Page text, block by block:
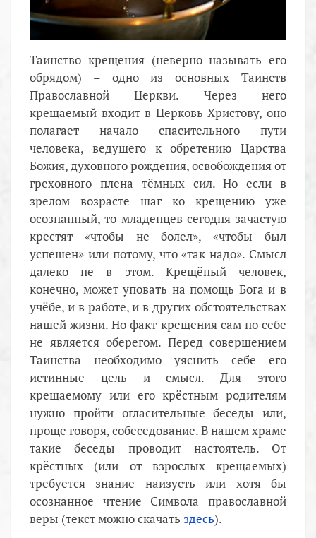
Таинство крещения (неверно называть его
обрядом) – одно из основных Таинств
Православной Церкви. Через него
крещаемый входит в Церковь Христову, оно
полагает начало спасительного пути
человека, ведущего к обретению Царства
Божия, духовного рождения, освобождения от
греховного плена тёмных сил. Но если в
зрелом возрасте шаг ко крещению уже
осознанный, то младенцев сегодня зачастую
крестят «чтобы не болел», «чтобы был
успешен» или потому, что «так надо». Смысл
далеко не в этом. Крещёный человек,
конечно, может уповать на помощь Бога и в
учёбе, и в работе, и в других обстоятельствах
нашей жизни. Но факт крещения сам по себе
не является оберегом. Перед совершением
Таинства необходимо уяснить себе его
истинные цель и смысл. Для этого
крещаемому или его крёстным родителям
нужно пройти огласительные беседы или,
проще говоря, собеседование. В нашем храме
такие беседы проводит настоятель. От
крёстных (или от взрослых крещаемых)
требуется знание наизусть или хотя бы
осознанное чтение Символа православной
веры (текст можно скачать здесь).